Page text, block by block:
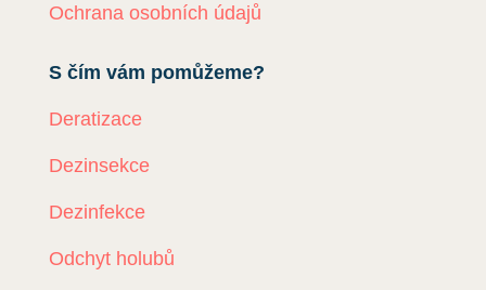
Ochrana osobních údajů
S čím vám pomůžeme?
Deratizace
Dezinsekce
Dezinfekce
Odchyt holubů